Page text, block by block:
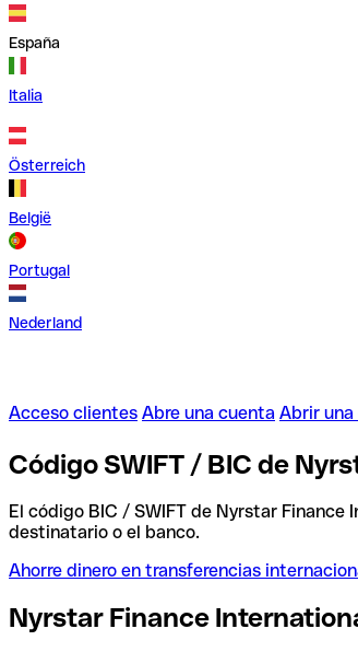
España
Italia
Österreich
België
Portugal
Nederland
Acceso clientes Abre una cuenta Abrir
Código SWIFT / BIC de
El código BIC / SWIFT de Nyrstar Finance
destinatario o el banco.
Ahorre dinero en transferencias
Nyrstar Finance